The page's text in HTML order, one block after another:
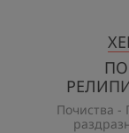
Почиства -